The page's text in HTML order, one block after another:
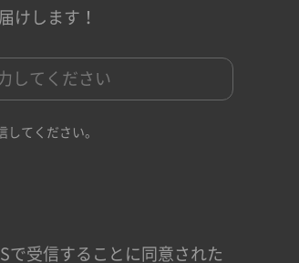
けします！
してください。
で受信することに同意された